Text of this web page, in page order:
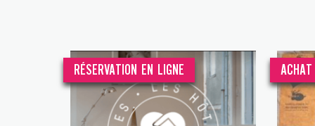
RÉSERVATION EN LIGNE